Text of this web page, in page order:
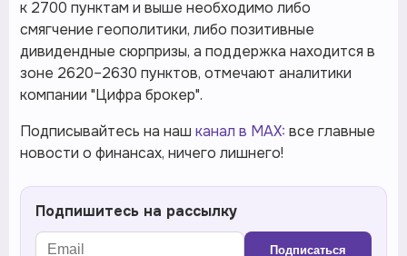
к 2700 пунктам и выше необходимо либо
смягчение геополитики, либо позитивные
дивидендные сюрпризы, а поддержка находится в
зоне 2620–2630 пунктов, отмечают аналитики
компании "Цифра брокер".
Подписывайтесь на наш канал в MAX: все главные
новости о финансах, ничего лишнего!
Подпишитесь на рассылку
Подписаться